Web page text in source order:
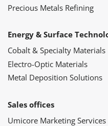
Precious Metals Refining
Energy & Surface
Cobalt & Specialty Materials
Electro-Optic Materials
Metal Deposition Solutions
Sales offices
Umicore Marketing Services